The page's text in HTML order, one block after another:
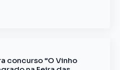
concurso “O Vinho